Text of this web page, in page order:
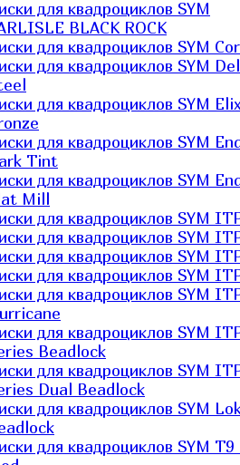
для квадроциклов SYM
BLACK ROCK
для квадроциклов SYM
для квадроциклов SYM
для квадроциклов SYM
для квадроциклов SYM
Tint
для квадроциклов SYM
Mill
для квадроциклов SYM
для квадроциклов SYM
для квадроциклов SYM
для квадроциклов SYM
для квадроциклов SYM
для квадроциклов SYM
Beadlock
для квадроциклов SYM
Dual Beadlock
для квадроциклов SYM
для квадроциклов SYM T9